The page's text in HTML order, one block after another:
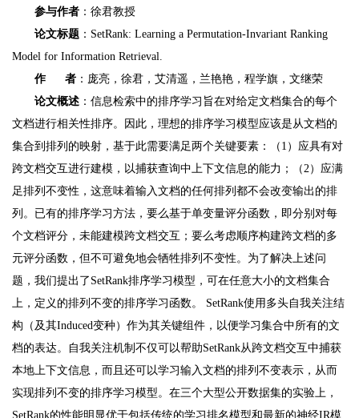
参与作者 ：徐君教授
论文标题 ：SetRank: Learning a Permutation-Invariant Ranking
Model for Information Retrieval.
作 者 ：庞亮，徐君，艾清遥，兰艳艳，程学旗，文继荣
论文概述 ：信息检索中的排序学习旨在对给定文档集合的每个
文档进行相关性排序。因此，理想的排序学习模型应该是从文档的
集合到排列的映射，基于此需要满足两个关键要素：（1）应具有对
跨文档交互进行建模，以捕获查询中上下文信息的能力；（2）应满
足排列不变性，这意味着输入文档的任何排列都不会改变输出的排
列。已有的排序学习方法，要么基于单变量评分函数，即分别对每
个文档评分，未能建模跨文档交互；要么考虑顺序构建跨文档的多
元评分函数，但不可避免地会牺牲排列不变性。为了解决上述问
题，我们提出了SetRank排序学习模型，可在任意大小的文档集合
上，定义的排列不变的排序学习函数。 SetRank使用多头自我关注结
构（及其Induced变种）作为其关键组件，以便学习集合中所有的文
档的表达。自我关注机制不仅可以帮助SetRank从跨文档交互中捕获
本地上下文信息，而且还可以学习输入文档的排列不变表示，从而
实现排列不变的排序学习模型。在三个大型公开数据集的实验上，
SetRank的性能明显优于包括传统的学习排名模型和最新的神经IR模